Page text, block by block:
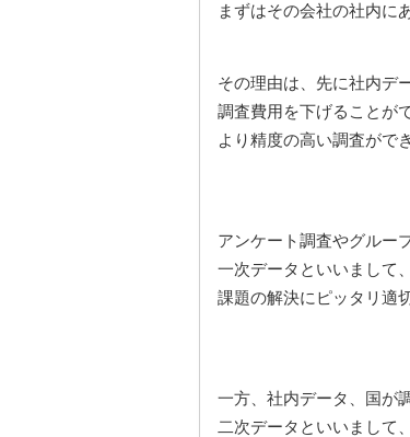
まずはその会社の社内に
その理由は、先に社内デ
調査費用を下げることが
より精度の高い調査がで
アンケート調査やグルー
一次データといいまして
課題の解決にピッタリ適
一方、社内データ、国が
二次データといいまして